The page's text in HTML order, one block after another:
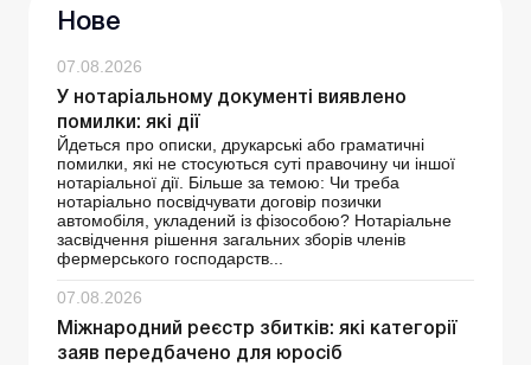
Нове
07.08.2026
У нотаріальному документі виявлено
помилки: які дії
Йдеться про описки, друкарські або граматичні
помилки, які не стосуються суті правочину чи іншої
нотаріальної дії. Більше за темою: Чи треба
нотаріально посвідчувати договір позички
автомобіля, укладений із фізособою? Нотаріальне
засвідчення рішення загальних зборів членів
фермерського господарств...
07.08.2026
Міжнародний реєстр збитків: які категорії
заяв передбачено для юросіб